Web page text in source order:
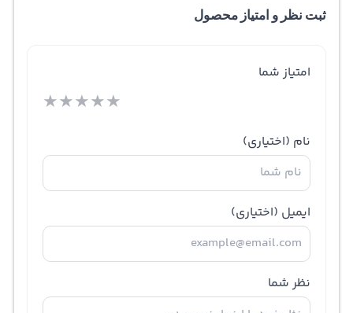
ثبت نظر و امتیاز محصول
امتیاز شما
★★★★★
نام (اختیاری)
ایمیل (اختیاری)
نظر شما